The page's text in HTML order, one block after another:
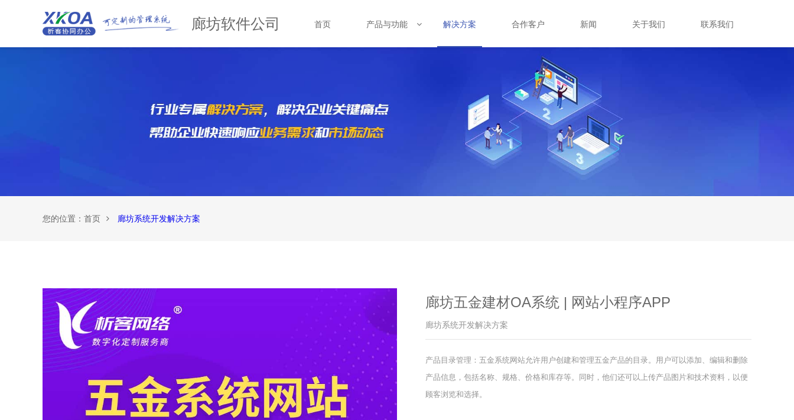
廊坊软件公司 首页 产品与功能 合作客户 新闻 关于我们 联系我们
您的位置： 首页 廊坊系统开发解决方案
廊坊五金建材OA系统 | 网站小程序APP
廊坊系统开发解决方案
产品目录管理：五金系统网站允许用户创建和管理五金产品的目录。用户可以添加、编辑和删除
产品信息，包括名称、规格、价格和库存等。同时，他们还可以上传产品图片和技术资料，以便
顾客浏览和选择。